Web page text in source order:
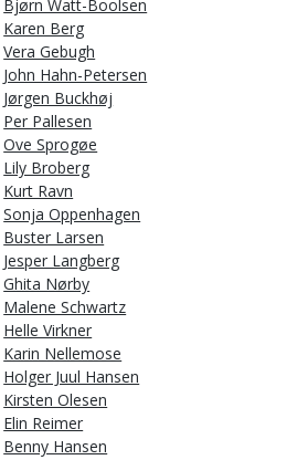
Bjørn Watt-Boolsen
Karen Berg
Vera Gebugh
John Hahn-Petersen
Jørgen Buckhøj
Per Pallesen
Ove Sprogøe
Lily Broberg
Kurt Ravn
Sonja Oppenhagen
Buster Larsen
Jesper Langberg
Ghita Nørby
Malene Schwartz
Helle Virkner
Karin Nellemose
Holger Juul Hansen
Kirsten Olesen
Elin Reimer
Benny Hansen